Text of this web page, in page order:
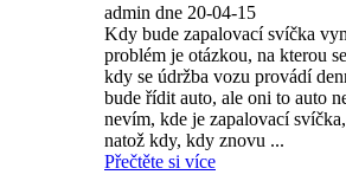
admin dne 20-04-15
Kdy bude zapalovací svíčka
problém je otázkou, na kterou
kdy se údržba vozu provádí
bude řídit auto, ale oni to auto
nevím, kde je zapalovací
natož kdy, kdy znovu ...
Přečtěte si více